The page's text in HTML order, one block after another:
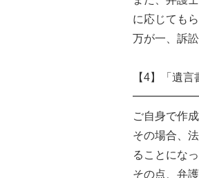
に応じても
万が一、訴
【4】「遺
ご自身で作
その場合、
ることにな
その点、弁